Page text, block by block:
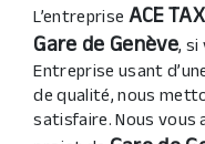
L’entrepriseACE
Gare de Genève,
Entreprise usant
de qualité, nous
satisfaire. Nous vous